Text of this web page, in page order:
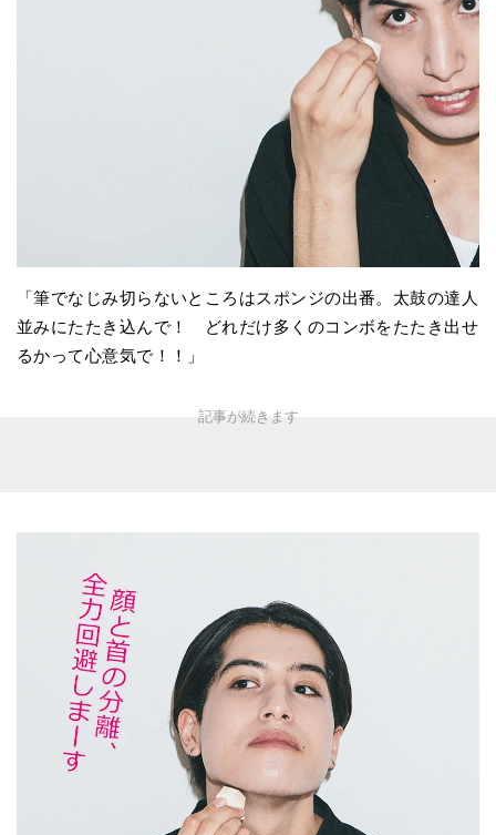
「筆でなじみ切らないところはスポンジの出番。太鼓の達人
並みにたたき込んで！ どれだけ多くのコンボをたたき出せ
るかって心意気で！！」